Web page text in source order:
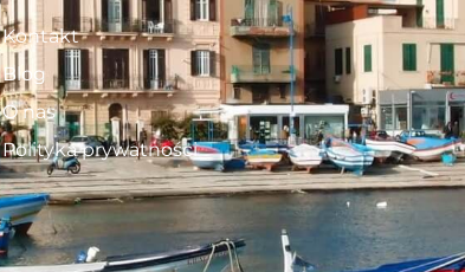
Kontakt
Blog
O nas
Polityka prywatności